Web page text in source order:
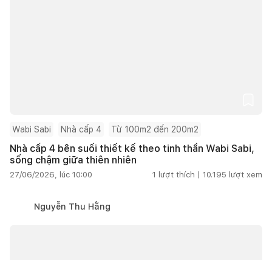
Wabi Sabi Nhà cấp 4 Từ 100m2 đến 200m2
Nhà cấp 4 bên suối thiết kế theo tinh thần Wabi Sabi,
sống chậm giữa thiên nhiên
27/06/2026, lúc 10:00 1 lượt thích | 10.195 lượt xem
Nguyễn Thu Hằng